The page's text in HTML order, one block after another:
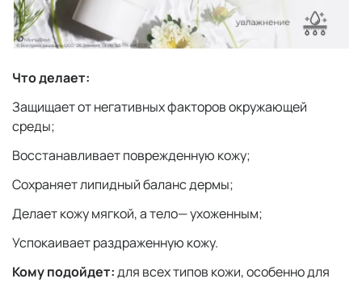
Что делает:
Защищает от негативных факторов окружающей
среды;
Восстанавливает поврежденную кожу;
Сохраняет липидный баланс дермы;
Делает кожу мягкой, а тело— ухоженным;
Успокаивает раздраженную кожу.
Кому подойдет:для всех типов кожи, особенно для